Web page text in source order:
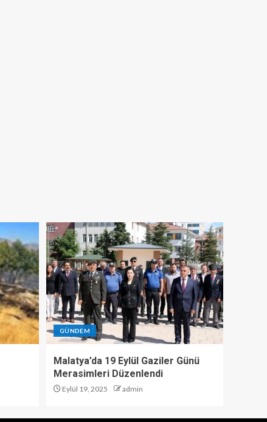
GÜNDEM
Malatya’da 19 Eylül Gaziler Günü
Merasimleri Düzenlendi
Eylül 19, 2025 admin